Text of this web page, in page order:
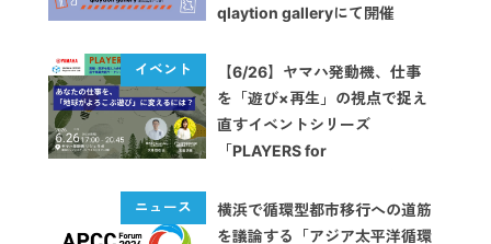
qlaytion galleryにて開催
【6/26】ヤマハ発動機、仕事
を「遊び×再生」の視点で捉え
直すイベントシリーズ
「PLAYERS for
横浜で循環型都市移行への道筋
を議論する「アジア太平洋循環